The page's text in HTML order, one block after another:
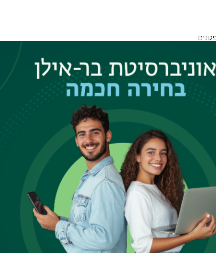
משפט (ללא משפטנים).
אינו מאפשר המשך לימודים ישיר לתואר שלישי, והוא מיועד בעיקר
לפתח קריירה מחקרית.
למשפטנים בלבד, יוכלו להגיש בקשה להשלמת תזה לתואר השני
מאפשר כלל המשך לימודים לתואר שלישי.
מתקדמים.
אך ורק לגבי שנת הלימודים אליה התקבלו.